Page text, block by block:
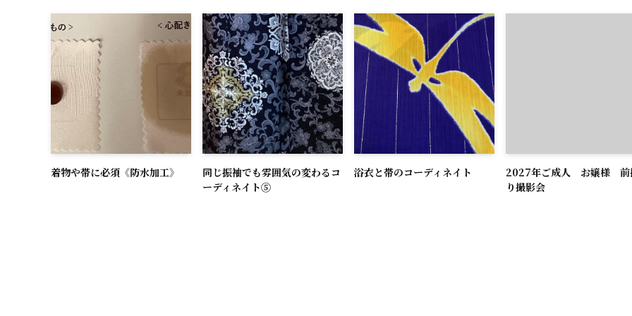
着物や帯に必須《防水加工》
同じ振袖でも雰囲気の変わるコ
ーディネイト⑤
浴衣と帯のコーディネイト
2027年ご成人 お嬢様 前
り撮影会